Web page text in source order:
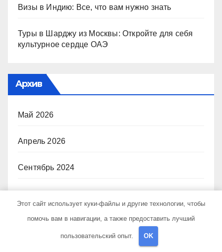
Визы в Индию: Все, что вам нужно знать
Туры в Шарджу из Москвы: Откройте для себя
культурное сердце ОАЭ
Архив
Май 2026
Апрель 2026
Сентябрь 2024
Июль 2024
Этот сайт использует куки-файлы и другие технологии, чтобы
помочь вам в навигации, а также предоставить лучший
пользовательский опыт. OK